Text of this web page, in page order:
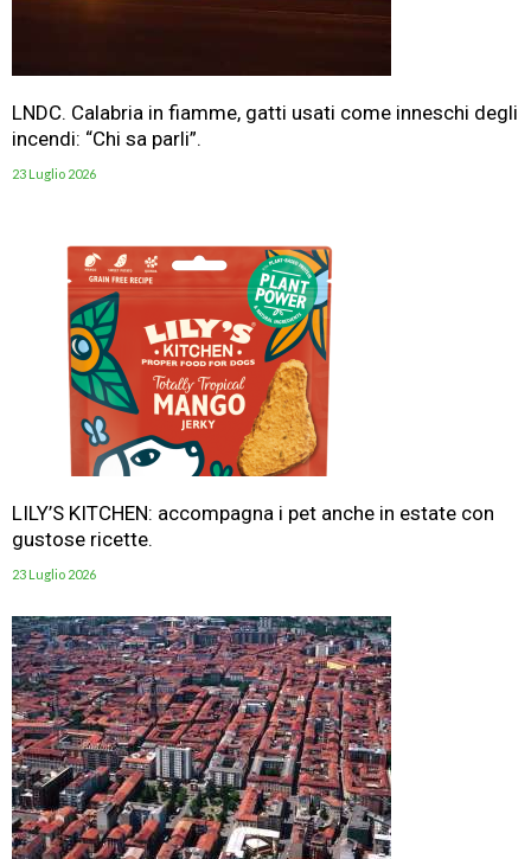
LNDC. Calabria in fiamme, gatti usati come inneschi degli
incendi: “Chi sa parli”.
23 Luglio 2026
LILY’S KITCHEN: accompagna i pet anche in estate con
gustose ricette.
23 Luglio 2026